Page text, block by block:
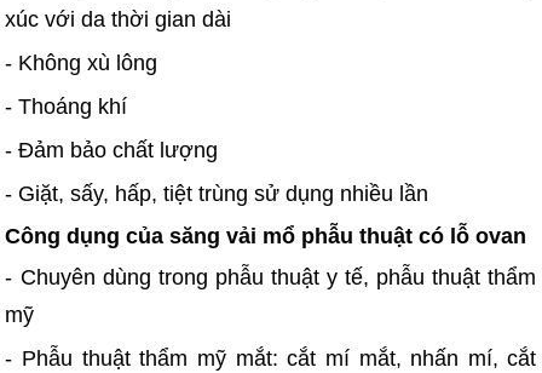
xúc với da thời gian dài
- Không xù lông
- Thoáng khí
- Đảm bảo chất lượng
- Giặt, sấy, hấp, tiệt trùng sử dụng nhiều lần
Công dụng của săng vải mổ phẫu thuật có lỗ ovan
- Chuyên dùng trong phẫu thuật y tế, phẫu thuật thẩm
mỹ
- Phẫu thuật thẩm mỹ mắt: cắt mí mắt, nhấn mí, cắt